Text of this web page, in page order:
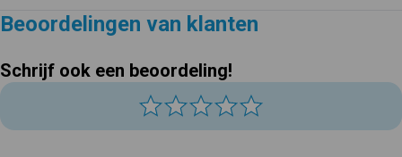
Beoordelingen van klanten
Schrijf ook een beoordeling!